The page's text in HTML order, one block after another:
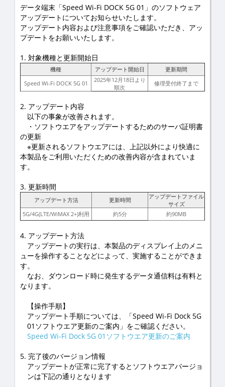
データ端末「Speed Wi-Fi DOCK 5G 01」のソフトウェア
アップデートについてお知らせいたします。
アップデート内容および注意事項をご確認いただき、アッ
プデートをお願いいたします。
1. 対象機種と更新開始日
機種 アップデート開始日
更新期間
Speed Wi-Fi DOCK 5G 01
2025年12月18日より
順次
修理受付終了まで
2. アップデート内容
以下の事象が改善されます。
・ソフトウエアをアップデートするためのサーバ証明書
の更新
※更新されるソフトウエアには、上記以外により快適に
本製品をご利用いただくための改善内容が含まれていま
す。
3. 更新時間
アップデート方法 更新時間
アップデートファイル
サイズ
5G/4G(LTE/WiMAX 2+)利用
約5分 約90MB
4. アップデート方法
アップデートの実行は、本製品のディスプレイ上のメニ
ューを操作することなどによって、実施することができま
す。
なお、ダウンロード時に発生するデータ通信料は有料と
なります。
【操作手順】
アップデート手順については、「Speed Wi-Fi Dock 5G
01ソフトウエア更新のご案内」をご確認ください。
Speed Wi-Fi Dock 5G 01ソフトウエア更新のご案内
5. 完了後のバージョン情報
アップデートが正常に完了するとソフトウエアバージョ
ンは下記の通りとなります